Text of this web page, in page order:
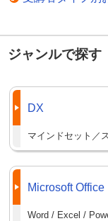
ジャンルで探す
DX
マインドセット／
Microsoft Office
Word / Excel /